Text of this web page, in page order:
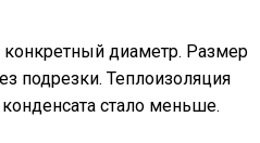
диаметр. Размер
подрезки. Теплоизоляция
стало меньше.